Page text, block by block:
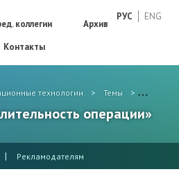
РУС ENG
коллегии
Архив
Контакты
технологии > Темы >
операции»
| Рекламодателям